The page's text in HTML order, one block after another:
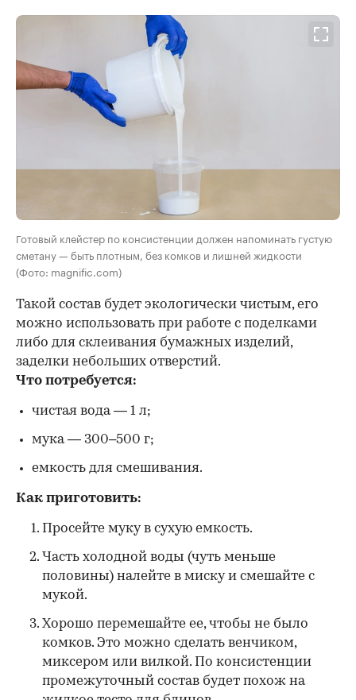
Готовый клейстер по консистенции должен напоминать густую
сметану — быть плотным, без комков и лишней жидкости
(Фото: magnific.com)
Такой состав будет экологически чистым, его
можно использовать при работе с поделками
либо для склеивания бумажных изделий,
заделки небольших отверстий.
Что потребуется:
чистая вода — 1 л;
мука — 300–500 г;
емкость для смешивания.
Как приготовить:
Просейте муку в сухую емкость.
Часть холодной воды (чуть меньше
половины) налейте в миску и смешайте с
мукой.
Хорошо перемешайте ее, чтобы не было
комков. Это можно сделать венчиком,
миксером или вилкой. По консистенции
промежуточный состав будет похож на